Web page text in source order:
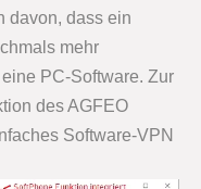
davon, dass ein
mehr
PC-Software. Zur
des AGFEO
Software-VPN